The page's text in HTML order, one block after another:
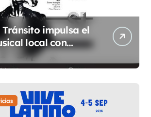
Tránsito impulsa el
local con
durante todo 2026